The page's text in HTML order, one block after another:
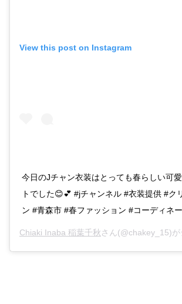
View this post on Instagram
今日のJチャン衣装はとっても春らしい可
トでした😊💕 #jチャンネル #衣装提供 #ク
ン #青森市 #春ファッション #コーディネ
Chiaki Inaba 稲葉千秋さん(@chakey_15)がシ